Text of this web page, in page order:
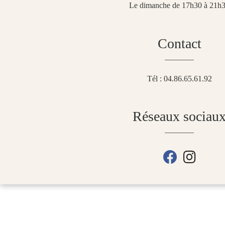
Le dimanche de 17h30 à
Contact
Tél : 04.86.65.61.92
Réseaux sociaux
fab fa-facebook
fab fa-